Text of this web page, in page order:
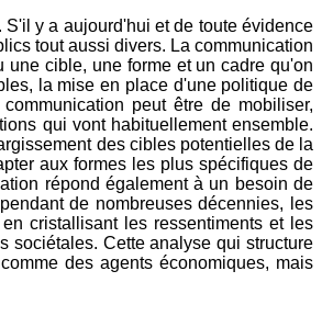
y a aujourd'hui et de toute évidence
tout aussi divers. La communication
une cible, une forme et un cadre qu'on
la mise en place d'une politique de
peut être de mobiliser,
qui vont habituellement ensemble.
des cibles potentielles de la
aux formes les plus spécifiques de
répond également à un besoin de
de nombreuses décennies, les
cristallisant les ressentiments et les
sociétales. Cette analyse qui structure
des agents économiques, mais